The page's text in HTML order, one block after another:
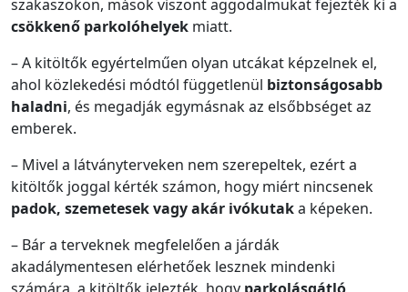
szakaszokon, mások viszont aggodalmukat fejezték ki a
csökkenő parkolóhelyek miatt.
– A kitöltők egyértelműen olyan utcákat képzelnek el,
ahol közlekedési módtól függetlenül biztonságosabb
haladni, és megadják egymásnak az elsőbbséget az
emberek.
– Mivel a látványterveken nem szerepeltek, ezért a
kitöltők joggal kérték számon, hogy miért nincsenek
padok, szemetesek vagy akár ivókutaka képeken.
– Bár a terveknek megfelelően a járdák
akadálymentesen elérhetőek lesznek mindenki